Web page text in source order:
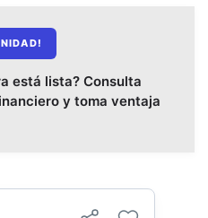
está lista? Consulta
y toma ventaja